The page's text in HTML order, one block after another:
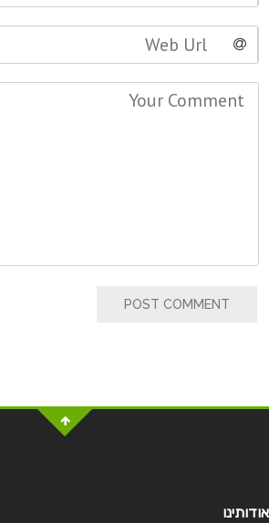
POST COMMENT
אודותינו